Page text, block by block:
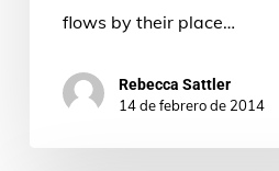
flows by their place…
Rebecca Sattler
14 de febrero de 2014